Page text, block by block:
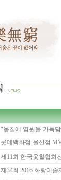
"옻칠에 염원을 가득
롯데백화점 울산점
제11회 한국옻칠협회
제34회 2016 화랑미